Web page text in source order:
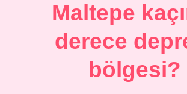
Maltepe
derece
bölgesi?